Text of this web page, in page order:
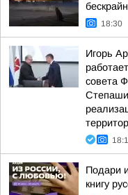
18:30
Игорь
совета
Подари
книгу